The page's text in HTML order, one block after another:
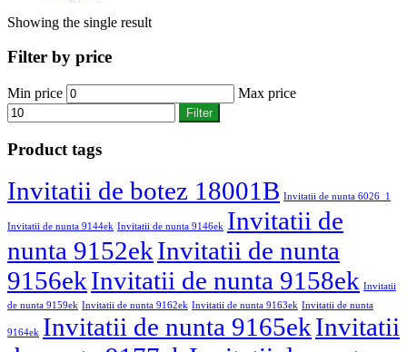
Showing the single result
Filter by price
Min price Max price
Filter
Product tags
Invitatii de botez 18001B Invitatii de nunta 6026_1
Invitatii de nunta 9144ek Invitatii de nunta 9146ek Invitatii de
nunta 9152ekInvitatii de nunta
9156ekInvitatii de nunta 9158ek Invitatii
de nunta 9159ek Invitatii de nunta 9162ek Invitatii de nunta 9163ek Invitatii de nunta
9164ek Invitatii de nunta 9165ekInvitatii